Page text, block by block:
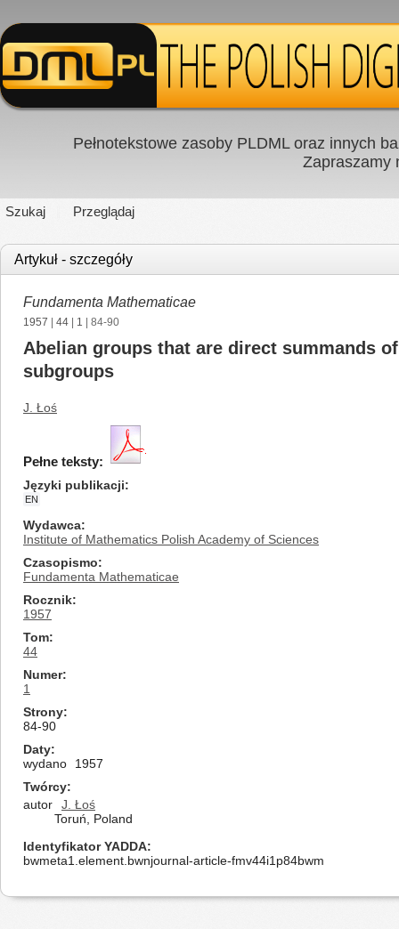
Pełnotekstowe zasoby PLDML oraz innych
Zapraszamy
Szukaj Przeglądaj
Artykuł - szczegóły
Fundamenta Mathematicae
1957 44 1 | 84-90
Abelian groups that are direct summands
subgroups
J. Łoś
Pełne teksty:
Języki publikacji
EN
Wydawca
Institute of Mathematics Polish Academy of Sciences
Czasopismo
Fundamenta Mathematicae
Rocznik
1957
Tom
44
Numer
1
Strony
84-90
Daty
wydano
1957
Twórcy
autor
J. Łoś
Toruń, Poland
Identyfikator YADDA
bwmeta1.element.bwnjournal-article-fmv44i1p84bwm